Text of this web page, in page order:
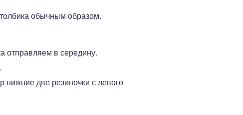
обычным образом.
отправляем в середину.
нижние две резиночки с левого